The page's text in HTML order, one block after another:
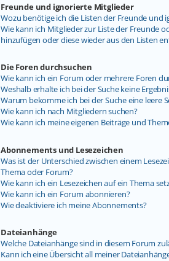
Freunde und ignorierte Mitglieder
Wozu benötige ich die Listen der Freunde und
Wie kann ich Mitglieder zur Liste der Freunde
hinzufügen oder diese wieder aus den Listen
Die Foren durchsuchen
Wie kann ich ein Forum oder mehrere Foren
Weshalb erhalte ich bei der Suche keine
Warum bekomme ich bei der Suche eine leere
Wie kann ich nach Mitgliedern suchen?
Wie kann ich meine eigenen Beiträge und
Abonnements und Lesezeichen
Was ist der Unterschied zwischen einem
Thema oder Forum?
Wie kann ich ein Lesezeichen auf ein Thema
Wie kann ich ein Forum abonnieren?
Wie deaktiviere ich meine Abonnements?
Dateianhänge
Welche Dateianhänge sind in diesem Forum
Kann ich eine Übersicht all meiner